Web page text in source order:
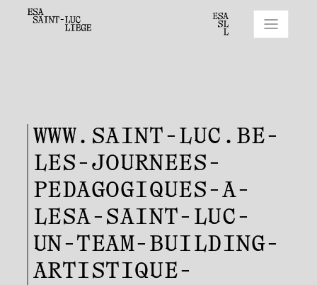
WWW.SAINT-LUC.BE-
LES-JOURNEES-
PEDAGOGIQUES-A-
LESA-SAINT-LUC-
UN-TEAM-BUILDING-
ARTISTIQUE-